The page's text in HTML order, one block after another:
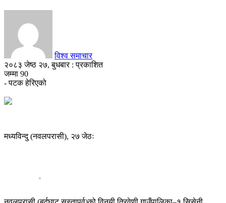
विश्व समाचार
२०८३ जेष्ठ २७, बुधबार : प्रकाशित
जम्मा 90
- पटक हेरिएको
मध्यविन्दु (नवलपरासी), २७ जेठः